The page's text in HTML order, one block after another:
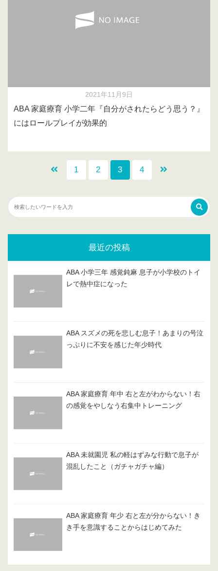
2021年11月9日
ABA 家庭療育 小学二年『自分がされたらどう思う？』
にはロールプレイが効果的
1 2 3 4
最近の投稿
ABA 小学三年 感覚鈍麻 息子が小学校のトイ
レで熱中症になった
ABA スズメの死を悲しむ息子！あまりの号泣
っぷりに不安を感じた年少時代
ABA 家庭療育 年中 右と左がわからない！右
の感覚をやしなう右集中トレーニング
ABA 未就園児 私の軽はずみな行動で息子が
混乱したこと（ガチャガチャ編）
ABA 家庭療育 年少 右と左が分からない！き
き手を意識することからはじめてみた